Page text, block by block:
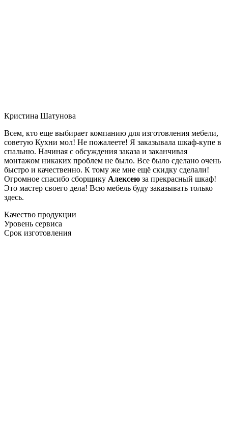
Кристина Шатунова
Всем, кто еще выбирает компанию для изготовления мебели,
советую Кухни мол! Не пожалеете! Я заказывала шкаф-купе в
спальню. Начиная с обсуждения заказа и заканчивая
монтажом никаких проблем не было. Все было сделано очень
быстро и качественно. К тому же мне ещё скидку сделали!
Огромное спасибо сборщику Алексею за прекрасный шкаф!
Это мастер своего дела! Всю мебель буду заказывать только
здесь.
Качество продукции
Уровень сервиса
Срок изготовления